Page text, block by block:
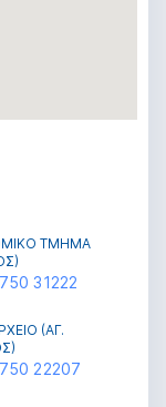
ΤΜΗΜΑ
31222
(ΑΓ.
22207